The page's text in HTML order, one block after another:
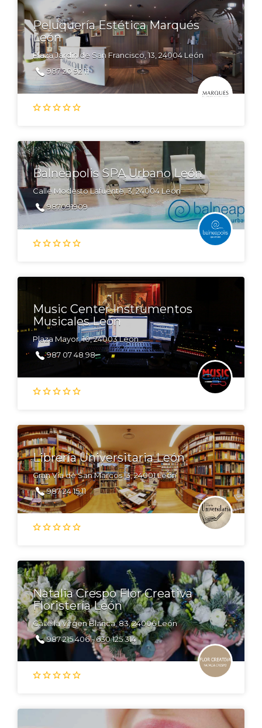
Peluquería Estética Marqués
León
Plaza Jardín de San Francisco, 13, 24004 León
987 20 92 11
Balneapolis SPA Urbano León
Calle Modesto Lafuente, 3, 24004 León
987091909
Music Center Instrumentos
Musicales León
Plaza Mayor, 10, 24003 León
987 07 48 98
Librería Universitaria León
Gran Vía de San Marcos, 3, 24001 León
987 24 15 11
Natalia Crespo Flor Creativa
Floristería León
Calle la Virgen Blanca, 83, 24006 León
987 215 406 - 630 125 314